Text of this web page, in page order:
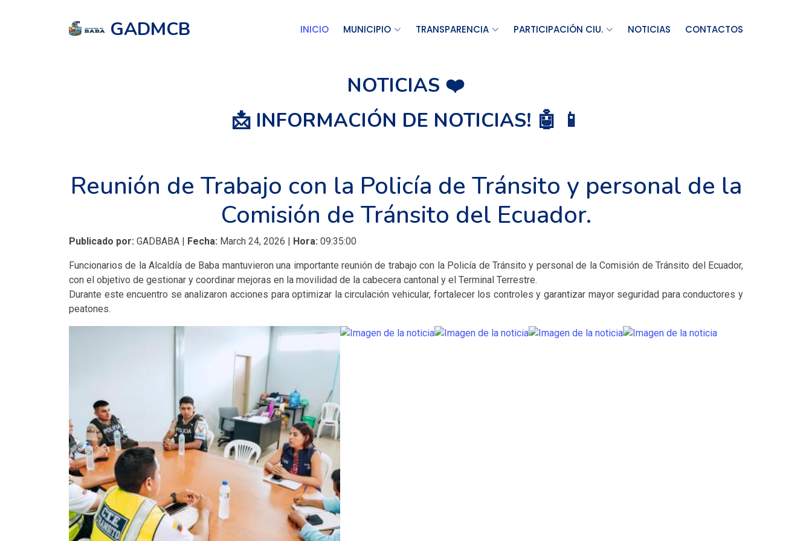
GADMCB INICIO MUNICIPIO TRANSPARENCIA PARTICIPACIÓN CIU. NOTICIAS CONTACTOS
NOTICIAS ❤️
📩 INFORMACIÓN DE NOTICIAS! 🤖 📱
Reunión de Trabajo con la Policía de Tránsito y personal de la
Comisión de Tránsito del Ecuador.
Publicado por: GADBABA | Fecha: March 24, 2026 | Hora: 09:35:00
Funcionarios de la Alcaldía de Baba mantuvieron una importante reunión de trabajo con la Policía de Tránsito y personal de la Comisión de Tránsito del Ecuador,
con el objetivo de gestionar y coordinar mejoras en la movilidad de la cabecera cantonal y el Terminal Terrestre.
Durante este encuentro se analizaron acciones para optimizar la circulación vehicular, fortalecer los controles y garantizar mayor seguridad para conductores y
peatones.